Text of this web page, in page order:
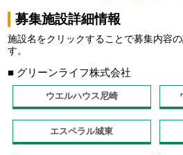
募集施設詳細情報
施設名をクリックすることで募集内容
す。
■ グリーンライフ株式会社
ウエルハウス尼崎
エスペラル城東